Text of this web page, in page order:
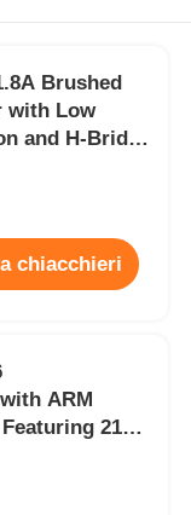
Brushed
with Low
and H-Bridge
chiacchieri
ARM
210
and 192+4KB